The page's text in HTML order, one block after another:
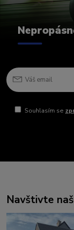
Souhlasím se
Navštivte